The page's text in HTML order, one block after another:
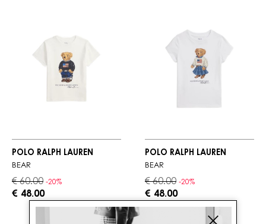
POLO RALPH LAUREN
BEAR
€ 60.00 -20%
€ 48.00
POLO RALPH LAUREN
BEAR
€ 60.00 -20%
€ 48.00